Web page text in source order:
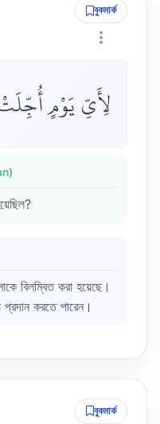
বুকমার্ক
لِأَىِّ يَوْمٍ
বিলম্বিত করা হয়েছে।
প্রদান করতে পারেন।
বুকমার্ক